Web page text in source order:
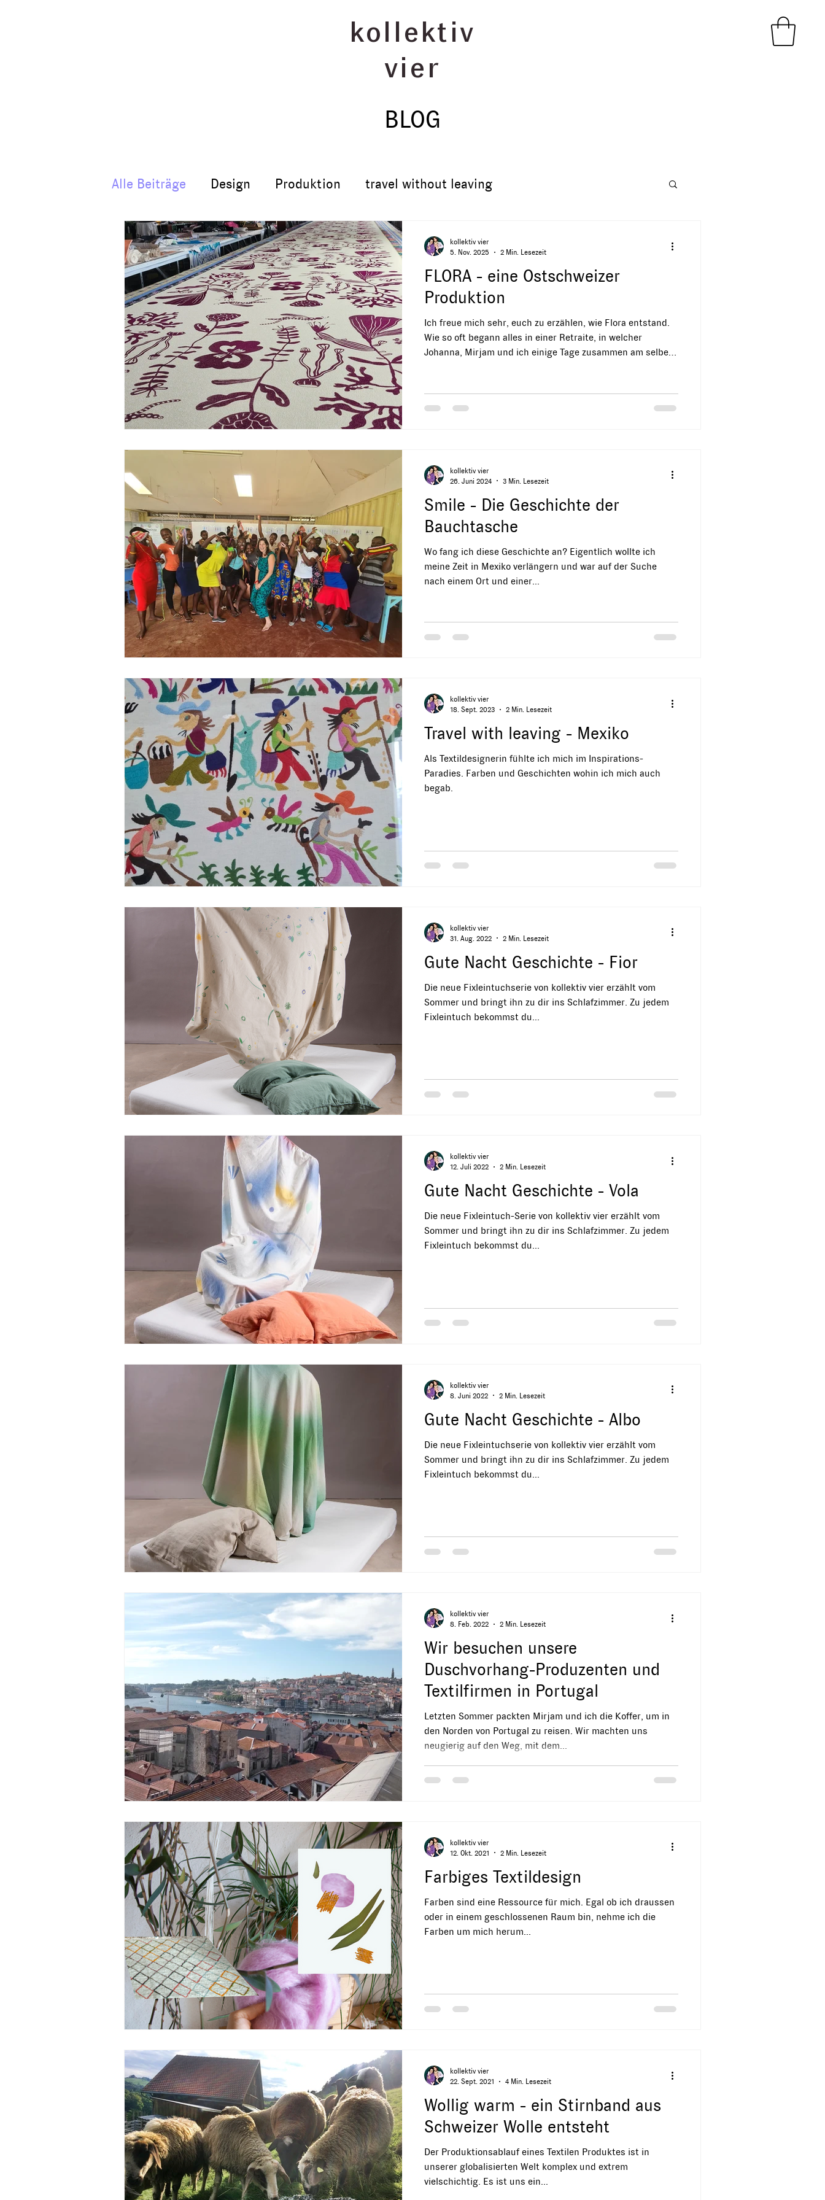
kollektiv
vier
BLOG
Alle Beiträge Design Produktion travel without leaving
FLORA - eine Ostschweizer
Produktion
Ich freue mich sehr, euch zu erzählen, wie Flora entstand.
Wie so oft begann alles in einer Retraite, in welcher
Johanna, Mirjam und ich einige Tage zusammen am selben
dünneren Tuchs in uns. Vielseitig in seinen Einsatzm
öglichkeiten: als Picknickdecke, als Badetuch, zum
kollektiv vier
5. Nov. 2025
2 Min. Lesezeit
Smile - Die Geschichte der
Bauchtasche
Wo fang ich diese Geschichte an? Eigentlich wollte ich
meine Zeit in Mexiko verlängern und war auf der Suche
nach einem Ort und einer...
kollektiv vier
26. Juni 2024
3 Min. Lesezeit
Travel with leaving - Mexiko
Als Textildesignerin fühlte ich mich im Inspirations-
Paradies. Farben und Geschichten wohin ich mich auch
begab.
kollektiv vier
18. Sept. 2023
2 Min. Lesezeit
Gute Nacht Geschichte - Fior
Die neue Fixleintuchserie von kollektiv vier erzählt vom
Sommer und bringt ihn zu dir ins Schlafzimmer. Zu jedem
Fixleintuch bekommst du...
kollektiv vier
31. Aug. 2022
2 Min. Lesezeit
Gute Nacht Geschichte - Vola
Die neue Fixleintuch-Serie von kollektiv vier erzählt vom
Sommer und bringt ihn zu dir ins Schlafzimmer. Zu jedem
Fixleintuch bekommst du...
kollektiv vier
12. Juli 2022
2 Min. Lesezeit
Gute Nacht Geschichte - Albo
Die neue Fixleintuchserie von kollektiv vier erzählt vom
Sommer und bringt ihn zu dir ins Schlafzimmer. Zu jedem
Fixleintuch bekommst du...
kollektiv vier
8. Juni 2022
2 Min. Lesezeit
Wir besuchen unsere
Duschvorhang-Produzenten und
Textilfirmen in Portugal
Letzten Sommer packten Mirjam und ich die Koffer, um in
den Norden von Portugal zu reisen. Wir machten uns
neugierig auf den Weg, mit dem...
kollektiv vier
8. Feb. 2022
2 Min. Lesezeit
Farbiges Textildesign
Farben sind eine Ressource für mich. Egal ob ich draussen
oder in einem geschlossenen Raum bin, nehme ich die
Farben um mich herum...
kollektiv vier
12. Okt. 2021
2 Min. Lesezeit
Wollig warm - ein Stirnband aus
Schweizer Wolle entsteht
Der Produktionsablauf eines Textilen Produktes ist in
unserer globalisierten Welt komplex und extrem
vielschichtig. Es ist uns ein...
kollektiv vier
22. Sept. 2021
4 Min. Lesezeit